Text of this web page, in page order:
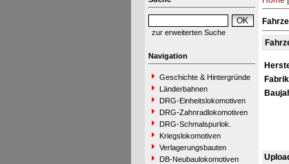
zur erweiterten Suche
Navigation
Geschichte & Hintergründe
Länderbahnen
DRG-Einheitslokomotiven
DRG-Zahnradlokomotiven
DRG-Schmalspurlok.
Kriegslokomotiven
Verlagerungsbauten
DB-Neubaulokomotiven